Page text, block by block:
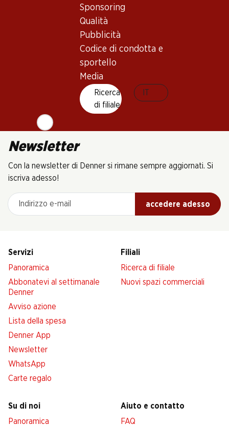
Sponsoring
Qualità
Pubblicità
Codice di condotta e
sportello
Media
Ricerca
di filiale
6 Prodotti
In alto
Newsletter
Con la newsletter di Denner si rimane sempre aggiornati. Si
iscriva adesso!
Indirizzo e-mail
accedere adesso
Servizi
Panoramica
Abbonatevi al settimanale
Denner
Avviso azione
Lista della spesa
Denner App
Newsletter
WhatsApp
Carte regalo
Filiali
Ricerca di filiale
Nuovi spazi commerciali
Su di noi
Panoramica
Aiuto e contatto
FAQ